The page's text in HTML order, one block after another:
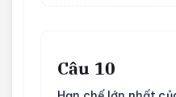
Câu 10